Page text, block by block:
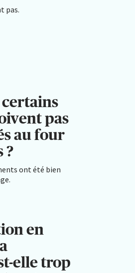
pas.
pas
au four
?
ont été bien
en
elle trop